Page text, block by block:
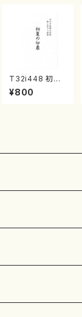
T32i448 初夏
の印象（尺八/久
本玄智/楽譜）都
¥800